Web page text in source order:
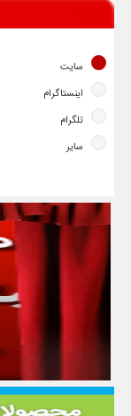
سایت
اینستاگرام
تلگرام
سایر